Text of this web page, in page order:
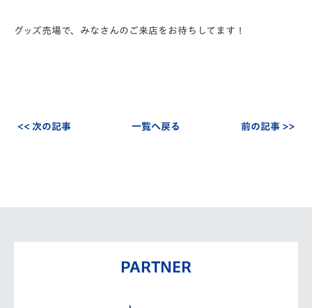
グッズ売場で、みなさんのご来店をお待ちしてます！
<< 次の記事 一覧へ戻る 前の記事 >>
PARTNER